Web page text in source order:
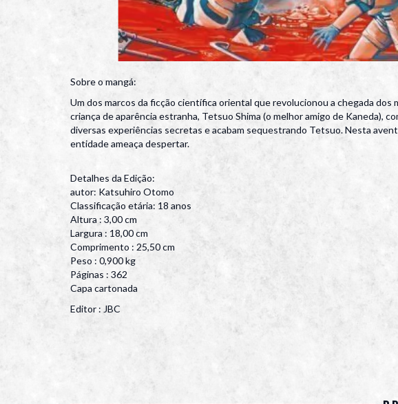
Sobre o mangá:
Um dos marcos da ficção científica oriental que revolucionou a chegada
criança de aparência estranha, Tetsuo Shima (o melhor amigo de Kaneda),
diversas experiências secretas e acabam sequestrando Tetsuo. Nesta
entidade ameaça despertar.
Detalhes da Edição:
autor: Katsuhiro Otomo
Classificação etária: 18 anos
Altura : 3,00 cm
Largura : 18,00 cm
Comprimento : 25,50 cm
Peso : 0,900 kg
Páginas : 362
Capa cartonada
Editor : JBC